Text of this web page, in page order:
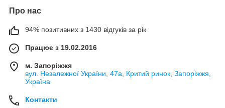
Про нас
94% позитивних з 1430 відгуків за рік
Працює з 19.02.2016
м. Запоріжжя
вул. Незалежної України, 47а, Критий ринок, Запоріжжя,
Україна
Контакти